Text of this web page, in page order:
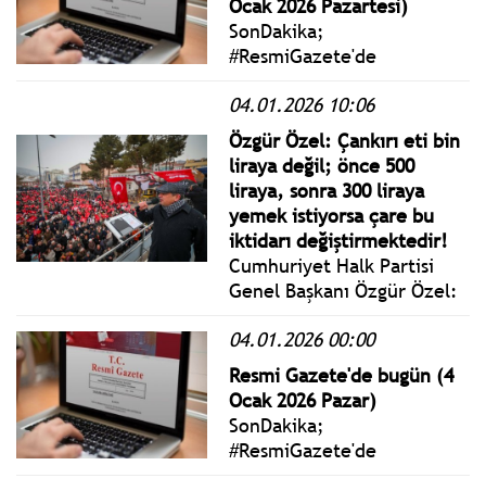
Ocak 2026 Pazartesi)
SonDakika;
#ResmiGazete'de
Pazartesi yönetmelik,
genelge ve tebliğler
takip edebilirsiniz.
04.01.2026 10:06
Özgür Özel: Çankırı eti bin
liraya değil; önce 500
liraya, sonra 300 liraya
yemek istiyorsa çare bu
iktidarı değiştirmektedir!
Cumhuriyet Halk Partisi
Genel Başkanı Özgür Özel:
kalbinden dünyaya
sesleniyorum: Trump’ın
düzeni, dünya düzeni
olamaz. Ya bu çılgınlığa
direnilecek ya da bu Trump
teker teker bütün dünyanın
04.01.2026 00:00
Resmi Gazete'de bugün (4
Ocak 2026 Pazar)
SonDakika;
#ResmiGazete'de